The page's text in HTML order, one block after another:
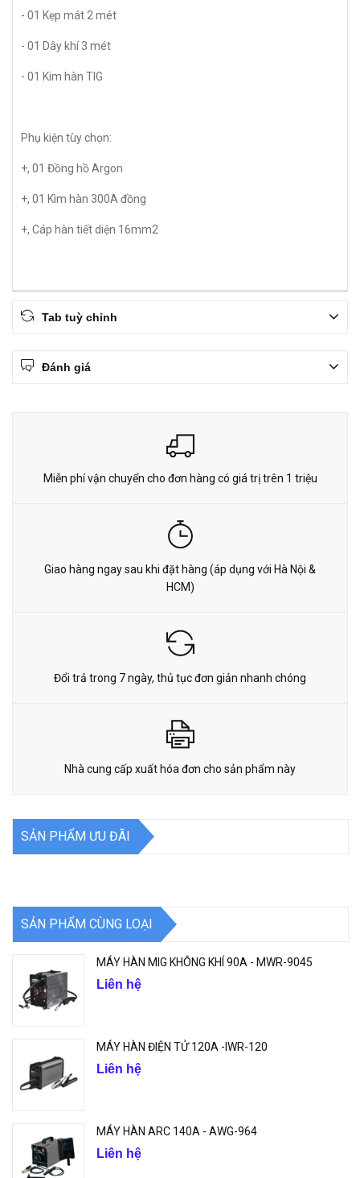
- 01 Kẹp mát 2 mét
- 01 Dây khí 3 mét
- 01 Kim hàn TIG
Phụ kiện tùy chọn:
+, 01 Đồng hồ Argon
+, 01 Kìm hàn 300A đồng
+, Cáp hàn tiết diện 16mm2
Tab tuỳ chỉnh
Đánh giá
Miễn phí vận chuyển cho đơn hàng có giá trị trên 1 triệu
Giao hàng ngay sau khi đặt hàng (áp dụng với Hà Nội &
HCM)
Đổi trả trong 7 ngày, thủ tục đơn giản nhanh chóng
Nhà cung cấp xuất hóa đơn cho sản phẩm này
SẢN PHẨM ƯU ĐÃI
SẢN PHẨM CÙNG LOẠI
MÁY HÀN MIG KHÔNG KHÍ 90A - MWR-9045
Liên hệ
MÁY HÀN ĐIỆN TỬ 120A -IWR-120
Liên hệ
MÁY HÀN ARC 140A - AWG-964
Liên hệ